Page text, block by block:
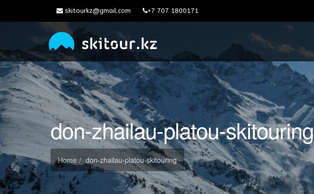
skitourkz@gmail.com +7 707 1800171
don-zhailau-platou-skitouring
Home don-zhailau-platou-skitouring